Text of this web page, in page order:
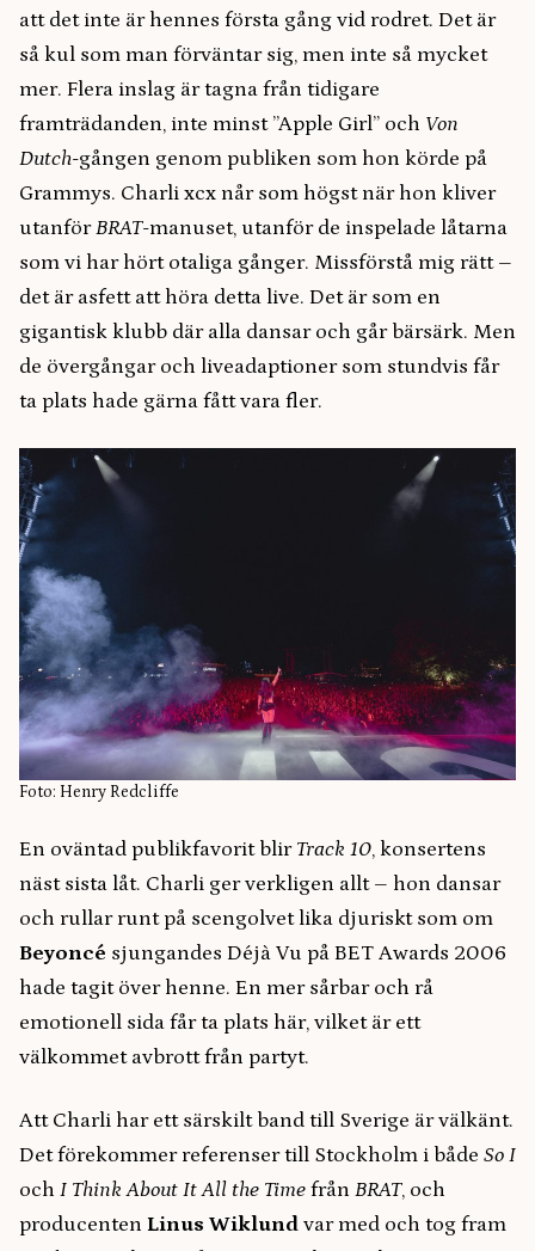
att det inte är hennes första gång vid rodret. Det är
så kul som man förväntar sig, men inte så mycket
mer. Flera inslag är tagna från tidigare
framträdanden, inte minst ”Apple Girl” och Von
Dutch-gången genom publiken som hon körde på
Grammys. Charli xcx når som högst när hon kliver
utanförBRAT-manuset, utanför de inspelade låtarna
som vi har hört otaliga gånger. Missförstå mig rätt –
det är asfett att höra detta live. Det är som en
gigantisk klubb där alla dansar och går bärsärk. Men
de övergångar och liveadaptioner som stundvis får
ta plats hade gärna fått vara fler.
Foto: Henry Redcliffe
En oväntad publikfavorit blir Track 10, konsertens
näst sista låt. Charli ger verkligen allt – hon dansar
och rullar runt på scengolvet lika djuriskt som om
Beyoncé sjungandes Déjà Vu på BET Awards 2006
hade tagit över henne. En mer sårbar och rå
emotionell sida får ta plats här, vilket är ett
välkommet avbrott från partyt.
Att Charli har ett särskilt band till Sverige är välkänt.
Det förekommer referenser till Stockholm i både So I
och I Think About It All the Time från BRAT, och
producenten Linus Wiklund var med och tog fram